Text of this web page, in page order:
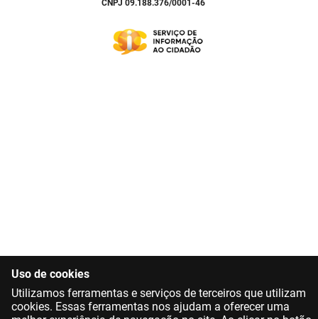
CNPJ 09.188.376/0001-46
Uso de cookies
Utilizamos ferramentas e serviços de terceiros que utilizam
cookies. Essas ferramentas nos ajudam a oferecer uma